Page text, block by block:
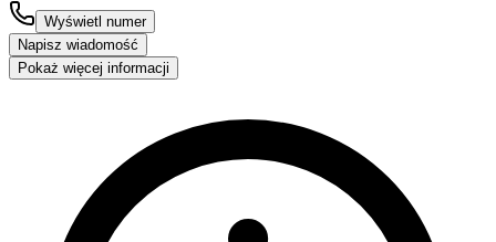
Wyświetl numer
Napisz wiadomość
Pokaż więcej informacji